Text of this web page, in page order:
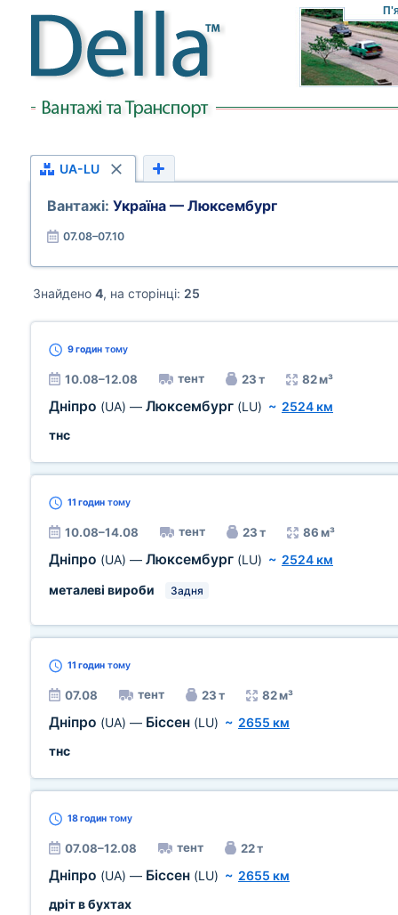
UA-LU
Вантажі: Україна — Люксембург
07.08–07.10
Знайдено 4, на сторінці: 25
9 годин тому
10.08–12.08 тент 23 т 82 м³
Дніпро (UA) — Люксембург (LU) ~ 2524 км
тнс
11 годин тому
10.08–14.08 тент 23 т 86 м³
Дніпро (UA) — Люксембург (LU) ~ 2524 км
металеві вироби
Задня
11 годин тому
07.08 тент 23 т 82 м³
Дніпро (UA) — Біссен (LU) ~ 2655 км
тнс
18 годин тому
07.08–12.08 тент 22 т
Дніпро (UA) — Біссен (LU) ~ 2655 км
дріт в бухтах